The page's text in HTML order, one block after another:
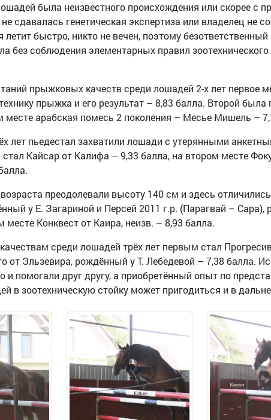
была неизвестного происхождения или скорее с
сдавалась генетическая экспертиза или владелец не
летит быстро, никто не вечен, поэтому
без соблюдения элементарных правил
прыжковых качеств среди лошадей 2-х лет первое
прыжка и его результат – 8,83 балла. Второй
месте арабская помесь 2 поколения – Месье Мишель –
лет пьедестал захватили лошади с утерянными
Кайсар от Калифа – 9,33 балла, на втором месте
преодолевали высоту 140 см и здесь
у Е. Загариной и Персей 2011 г.р. (Парагвай –
месте Конквест от Каира, неизв. – 8,93 балла.
среди лошадей трёх лет первым стал
от Эльзевира, рождённый у Т. Лебедевой – 7,38
и помогали друг другу, а приобретённый опыт по
в зоотехническую стойку может пригодиться и в